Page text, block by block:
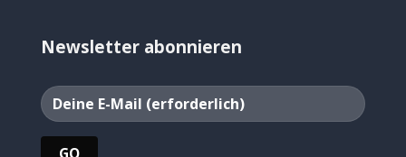
Newsletter abonnieren